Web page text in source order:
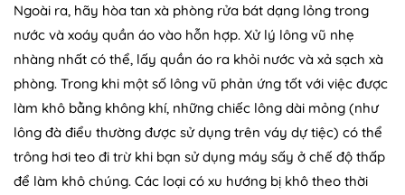
Ngoài ra, hãy hòa tan xà phòng rửa bát dạng lỏng trong
nước và xoáy quần áo vào hỗn hợp. Xử lý lông vũ nhẹ
nhàng nhất có thể, lấy quần áo ra khỏi nước và xả sạch xà
phòng. Trong khi một số lông vũ phản ứng tốt với việc được
làm khô bằng không khí, những chiếc lông dài mỏng (như
lông đà điểu thường được sử dụng trên váy dự tiệc) có thể
trông hơi teo đi trừ khi bạn sử dụng máy sấy ở chế độ thấp
để làm khô chúng. Các loại có xu hướng bị khô theo thời